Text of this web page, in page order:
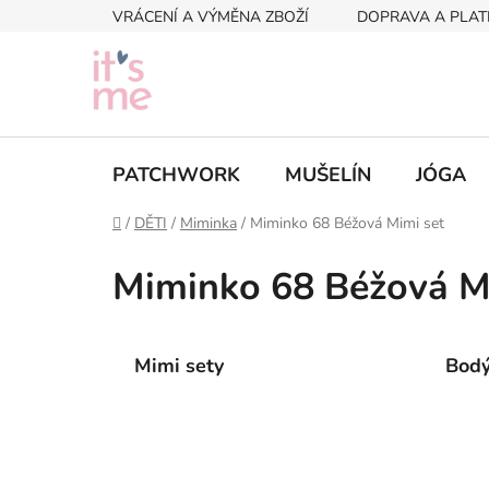
VRÁCENÍ A VÝMĚNA ZBOŽÍ DOPRAVA A
PATCHWORK MUŠELÍN JÓGA
Domů
/ DĚTI / Miminka / Miminko 68 Béžová Mimi set
Miminko 68 Béžová
Mimi sety